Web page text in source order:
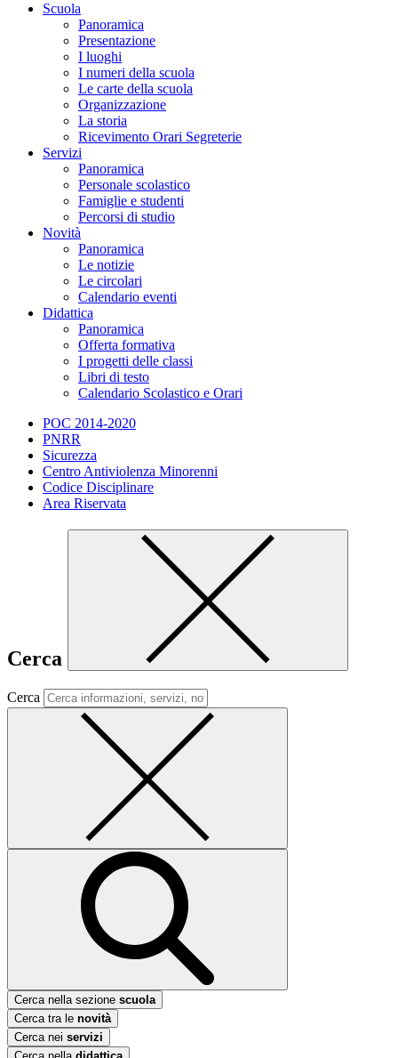
Scuola
Panoramica
Presentazione
I luoghi
I numeri della scuola
Le carte della scuola
Organizzazione
La storia
Ricevimento Orari Segreterie
Servizi
Panoramica
Personale scolastico
Famiglie e studenti
Percorsi di studio
Novità
Panoramica
Le notizie
Le circolari
Calendario eventi
Didattica
Panoramica
Offerta formativa
I progetti delle classi
Libri di testo
Calendario Scolastico e Orari
POC 2014-2020
PNRR
Sicurezza
Centro Antiviolenza Minorenni
Codice Disciplinare
Area Riservata
Cerca
Cerca
Cerca nella sezione scuola
Cerca tra le novità
Cerca nei servizi